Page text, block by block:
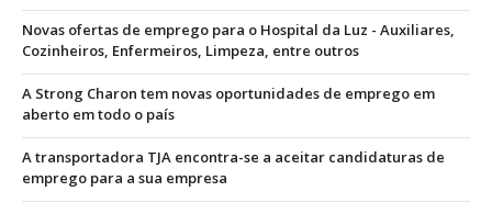
Novas ofertas de emprego para o Hospital da Luz - Auxiliares,
Cozinheiros, Enfermeiros, Limpeza, entre outros
A Strong Charon tem novas oportunidades de emprego em
aberto em todo o país
A transportadora TJA encontra-se a aceitar candidaturas de
emprego para a sua empresa